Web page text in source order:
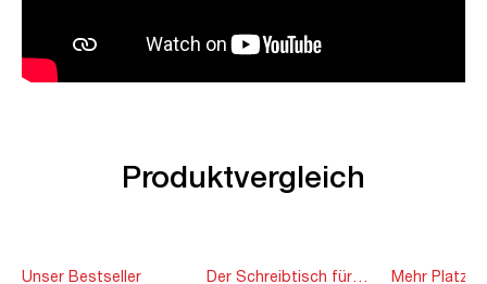
Produktvergleich
Unser Bestseller
Der Schreibtisch für
Mehr Platz